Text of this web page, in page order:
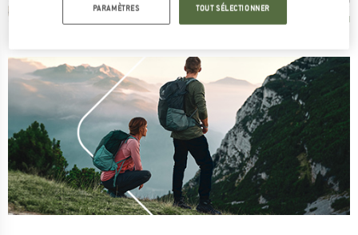
PARAMÈTRES TOUT SÉLECTIONNER